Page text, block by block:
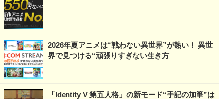
2026年夏アニメは“戦わない異世界”が熱い！ 異世
界で見つける“頑張りすぎない生き方
「Identity V 第五人格」の新モード“手記の加筆”は